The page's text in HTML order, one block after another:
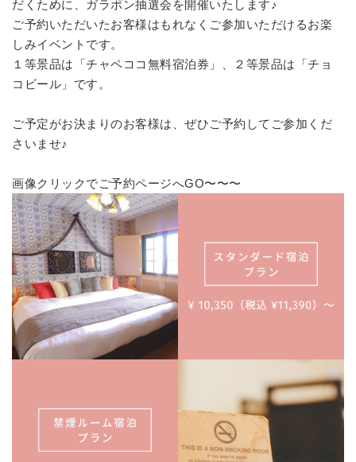
だくために、ガラポン抽選会を開催いたします♪
ご予約いただいたお客様はもれなくご参加いただけるお楽
しみイベントです。
１等景品は「チャペココ無料宿泊券」、２等景品は「チョ
コビール」です。
ご予定がお決まりのお客様は、ぜひご予約してご参加くだ
さいませ♪
画像クリックでご予約ページへGO〜〜〜